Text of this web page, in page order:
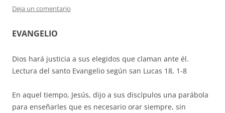
Deja un comentario
EVANGELIO
Dios hará justicia a sus elegidos que claman ante él.
Lectura del santo Evangelio según san Lucas 18, 1-8
En aquel tiempo, Jesús, dijo a sus discípulos una parábola
para enseñarles que es necesario orar siempre, sin